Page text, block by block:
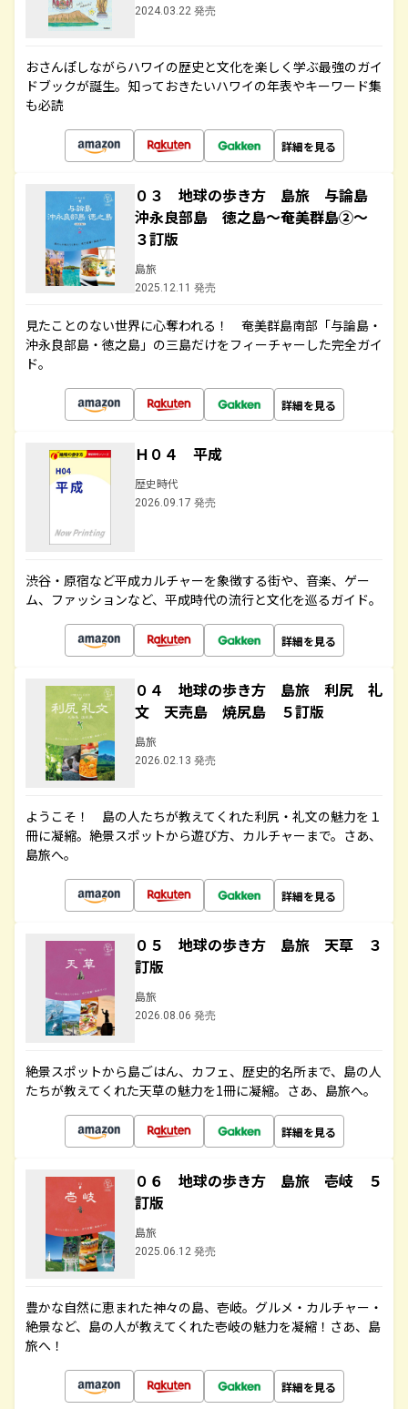
2024.03.22 発売
おさんぽしながらハワイの歴史と文化を楽しく学ぶ最強のガイ
ドブックが誕生。知っておきたいハワイの年表やキーワード集
も必読
詳細を見る
０３ 地球の歩き方 島旅 与論島
沖永良部島 徳之島～奄美群島②～
３訂版
島旅
2025.12.11 発売
見たことのない世界に心奪われる！ 奄美群島南部「与論島・
沖永良部島・徳之島」の三島だけをフィーチャーした完全ガイ
ド。
詳細を見る
Ｈ０４ 平成
歴史時代
2026.09.17 発売
渋谷・原宿など平成カルチャーを象徴する街や、音楽、ゲー
ム、ファッションなど、平成時代の流行と文化を巡るガイド。
詳細を見る
０４ 地球の歩き方 島旅 利尻 礼
文 天売島 焼尻島 ５訂版
島旅
2026.02.13 発売
ようこそ！ 島の人たちが教えてくれた利尻・礼文の魅力を１
冊に凝縮。絶景スポットから遊び方、カルチャーまで。さあ、
島旅へ。
詳細を見る
０５ 地球の歩き方 島旅 天草 ３
訂版
島旅
2026.08.06 発売
絶景スポットから島ごはん、カフェ、歴史的名所まで、島の人
たちが教えてくれた天草の魅力を1冊に凝縮。さあ、島旅へ。
詳細を見る
０６ 地球の歩き方 島旅 壱岐 ５
訂版
島旅
2025.06.12 発売
豊かな自然に恵まれた神々の島、壱岐。グルメ・カルチャー・
絶景など、島の人が教えてくれた壱岐の魅力を凝縮！さあ、島
旅へ！
詳細を見る